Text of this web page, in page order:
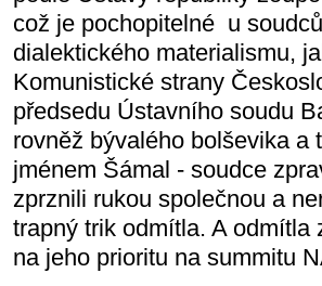
což je pochopitelné u
dialektického materialismu,
Komunistické strany
předsedu Ústavního soudu
rovněž bývalého bolševika a
jménem Šámal - soudce
zprznili rukou společnou a
trapný trik odmítla. A odmítla
na jeho prioritu na summitu